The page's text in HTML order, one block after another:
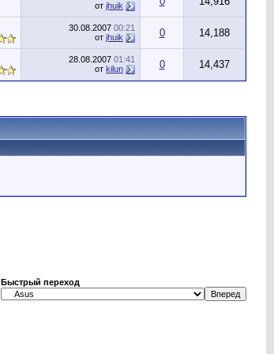
от jhuik
30.08.2007 00:21
от jhuik 0 14,188
28.08.2007 01:41
от kilun 0 14,437
Быстрый переход